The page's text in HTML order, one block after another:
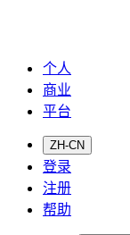
个人
商业
平台
ZH-CN
登录
注册
帮助